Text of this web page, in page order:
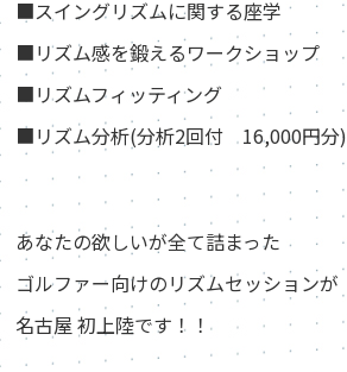
■スイングリズムに関する座学
■リズム感を鍛えるワークショップ
■リズムフィッティング
■リズム分析(分析2回付 16,000円分)
あなたの欲しいが全て詰まった
ゴルファー向けのリズムセッションが
名古屋 初上陸です！！